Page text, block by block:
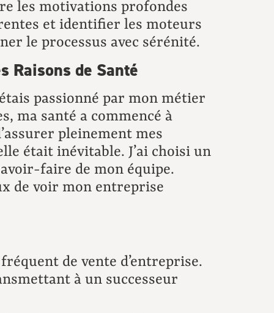
les motivations profondes
et identifier les moteurs
le processus avec sérénité.
Raisons de Santé
passionné par mon métier
ma santé a commencé à
pleinement mes
était inévitable. J’ai choisi un
faire de mon équipe.
de voir mon entreprise
de vente d’entreprise.
à un successeur